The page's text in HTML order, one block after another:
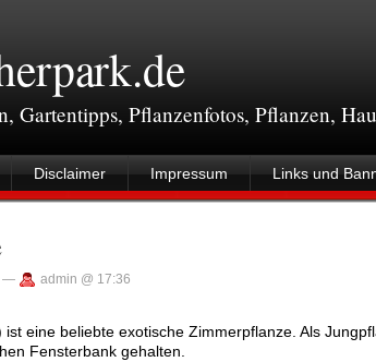
Gartentipps, Pflanzenfotos, Pflanzen,
Disclaimer Impressum Links und
— admin @ 17:36
ist eine beliebte exotische Zimmerpflanze. Als
Fensterbank gehalten.